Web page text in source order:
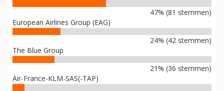
47% (81 stemmen)
European Airlines Group (EAG)
24% (42 stemmen)
The Blue Group
21% (36 stemmen)
Air-France-KLM-SAS(-TAP)